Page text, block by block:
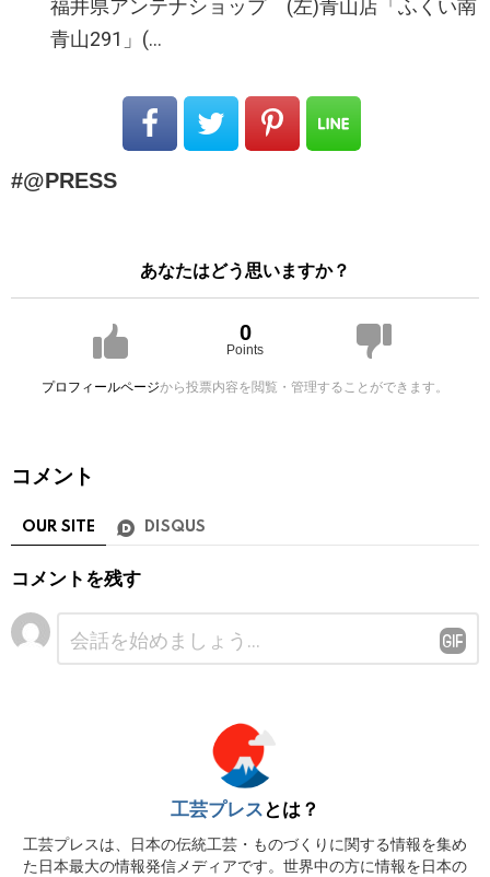
福井県アンテナショップ (左)青山店「ふくい南
青山291」(…
@PRESS
あなたはどう思いますか？
0
Points
プロフィールページから投票内容を閲覧・管理することができます。
コメント
OUR SITE DISQUS
コメントを残す
工芸プレス とは？
工芸プレスは、日本の伝統工芸・ものづくりに関する情報を集め
た日本最大の情報発信メディアです。世界中の方に情報を日本の